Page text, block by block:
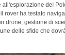
del
rover ha testato
drone, gestione di
delle sfide che